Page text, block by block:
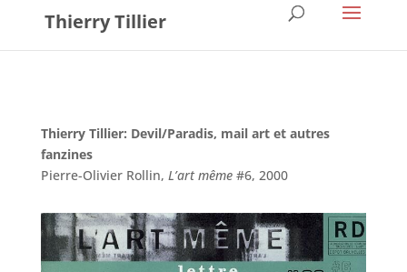
Thierry Tillier
Thierry Tillier: Devil/Paradis, mail art et autres
fanzines
Pierre-Olivier Rollin, L’art même#6, 2000